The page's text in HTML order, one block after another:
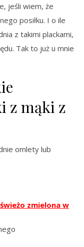
jeśli wiem, że
posiłku. I o ile
z takimi plackami,
Tak to już u mnie
z mąki z
omlety lub
świeżo zmielona w